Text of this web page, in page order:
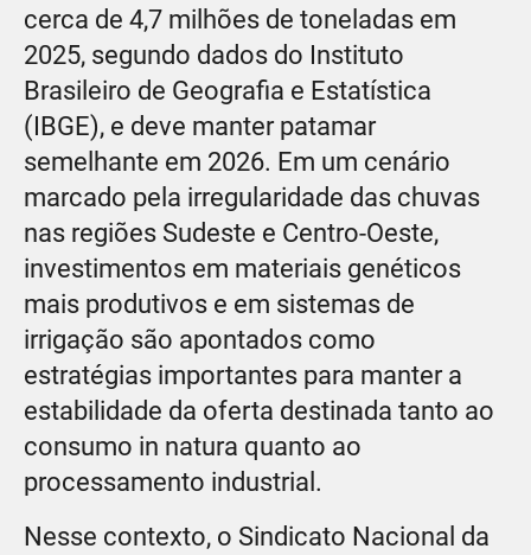
cerca de 4,7 milhões de toneladas em
2025, segundo dados do Instituto
Brasileiro de Geografia e Estatística
(IBGE), e deve manter patamar
semelhante em 2026. Em um cenário
marcado pela irregularidade das chuvas
nas regiões Sudeste e Centro-Oeste,
investimentos em materiais genéticos
mais produtivos e em sistemas de
irrigação são apontados como
estratégias importantes para manter a
estabilidade da oferta destinada tanto ao
consumo in natura quanto ao
processamento industrial.
Nesse contexto, o Sindicato Nacional da